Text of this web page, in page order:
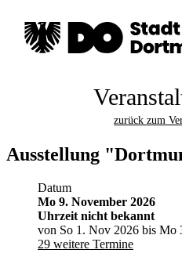
zurück zum
Ausstellung
Datum
Mo 9. November 2026
Uhrzeit nicht bekannt
von So 1. Nov 2026 bis Mo
29 weitere Termine